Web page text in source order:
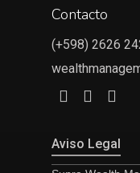
Contacto
(+598) 2626
Aviso Legal